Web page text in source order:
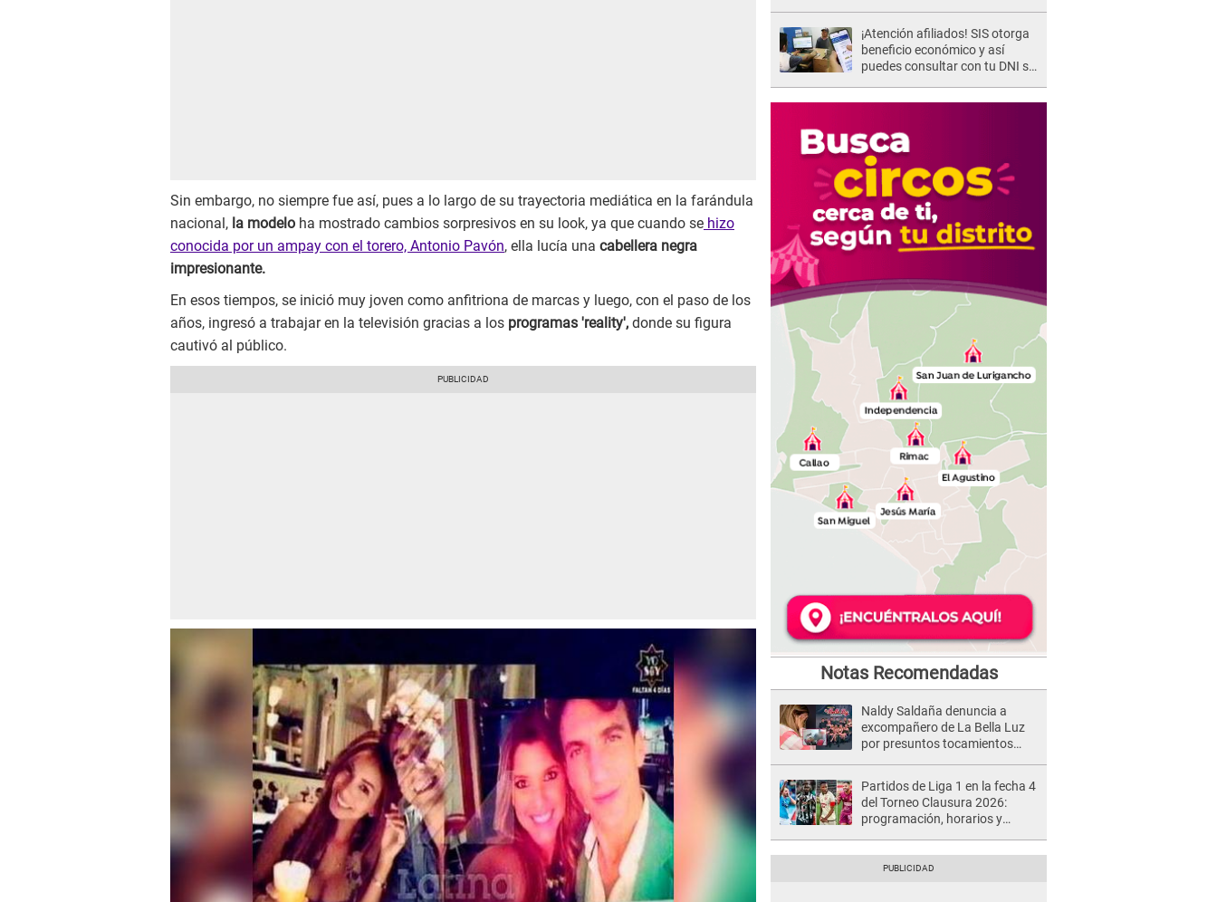
Sin embargo, no siempre fue así, pues a lo largo de su trayectoria mediática en la farándula
nacional, la modelo ha mostrado cambios sorpresivos en su look, ya que cuando se hizo
conocida por un ampay con el torero, Antonio Pavón, ella lucía una cabellera negra
impresionante.
En esos tiempos, se inició muy joven como anfitriona de marcas y luego, con el paso de los
años, ingresó a trabajar en la televisión gracias a los programas 'reality', donde su figura
cautivó al público.
¡Atención afiliados! SIS otorga
beneficio económico y así
puedes consultar con tu DNI si
Notas Recomendadas
Naldy Saldaña denuncia a
excompañero de La Bella Luz
por presuntos tocamientos
Partidos de Liga 1 en la fecha 4
del Torneo Clausura 2026:
programación, horarios y